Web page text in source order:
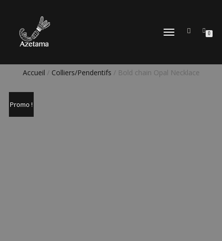
DÉPLIER
0
Accueil / Colliers/Pendentifs / Bold chain Opal Necklace
Promo !